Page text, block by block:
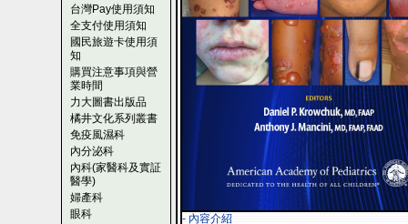
台灣Pay使用須知
全支付使用須知
國民旅遊卡使用須
知
購買注意事項與營
業時間
力大圖書出版品
橘井文化系列叢書
免疫風濕科
內分泌科
內科(家醫科及實証
醫學)
婦產科
眼科
- 內容介紹